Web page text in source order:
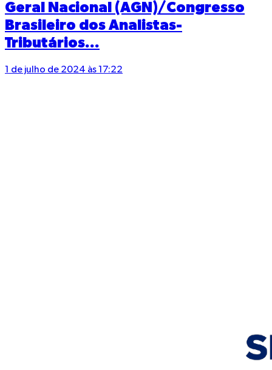
Geral Nacional (AGN)/Congresso
Brasileiro dos Analistas-
Tributários...
1 de julho de 2024 às 17:22